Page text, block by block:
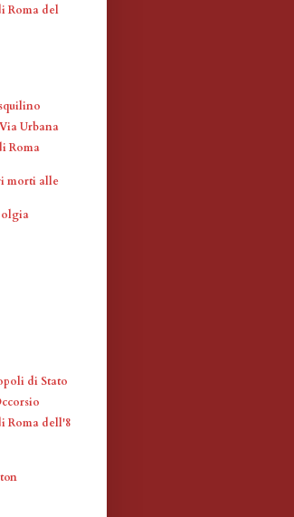
Roma del
Urbana
Roma
morti alle
di Stato
Roma dell'8